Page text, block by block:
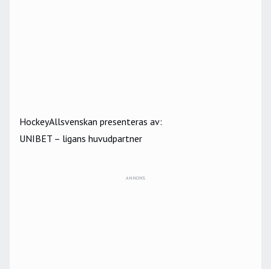
HockeyAllsvenskan presenteras av:
UNIBET – ligans huvudpartner
ANNONS